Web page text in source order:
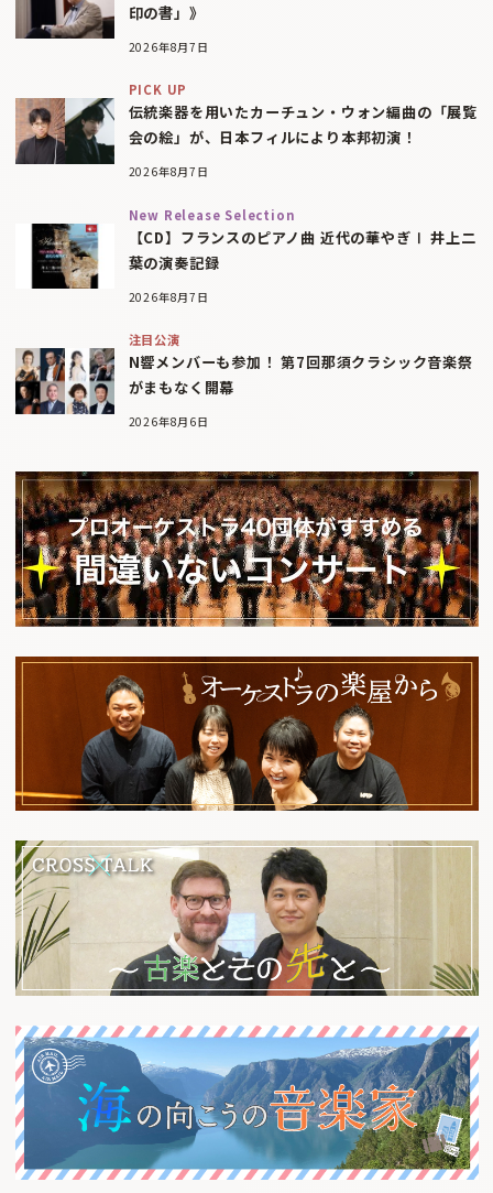
印の書」》
2026年8月7日
PICK UP
伝統楽器を用いたカーチュン・ウォン編曲の「展覧
会の絵」が、日本フィルにより本邦初演！
2026年8月7日
New Release Selection
【CD】フランスのピアノ曲 近代の華やぎⅠ 井上二
葉の演奏記録
2026年8月7日
注目公演
N響メンバーも参加！ 第7回那須クラシック音楽祭
がまもなく開幕
2026年8月6日